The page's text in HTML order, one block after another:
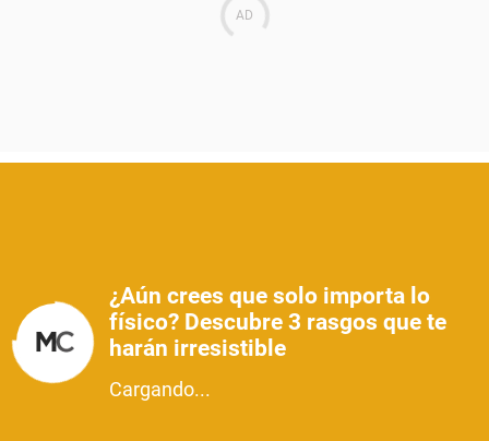
¿Aún crees que solo importa lo
físico? Descubre 3 rasgos que te
harán irresistible
Cargando...